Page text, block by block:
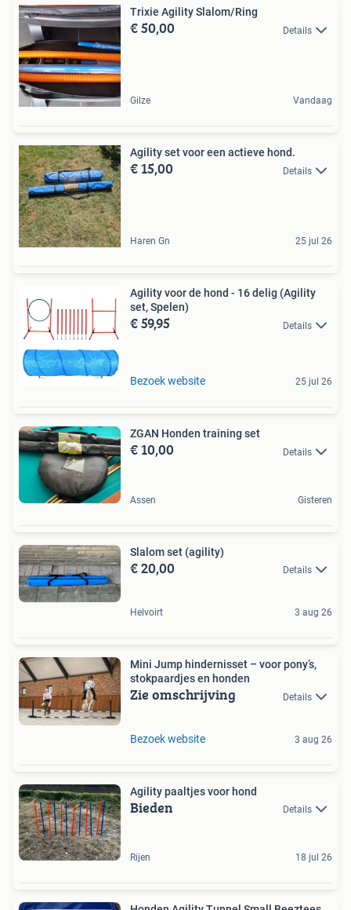
Trixie Agility Slalom/Ring
€ 50,00 Details
Gilze Vandaag
Agility set voor een actieve hond.
€ 15,00 Details
Haren Gn 25 jul 26
Agility voor de hond - 16 delig (Agility
set, Spelen)
€ 59,95 Details
Bezoek website 25 jul 26
ZGAN Honden training set
€ 10,00 Details
Assen Gisteren
Slalom set (agility)
€ 20,00 Details
Helvoirt 3 aug 26
Mini Jump hindernisset – voor pony’s,
stokpaardjes en honden
Zie omschrijving Details
Bezoek website 3 aug 26
Agility paaltjes voor hond
Bieden Details
Rijen 18 jul 26